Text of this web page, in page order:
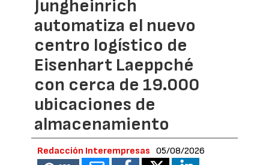
Jungheinrich
automatiza el nuevo
centro logístico de
Eisenhart Laeppché
con cerca de 19.000
ubicaciones de
almacenamiento
Redacción Interempresas 05/08/2026